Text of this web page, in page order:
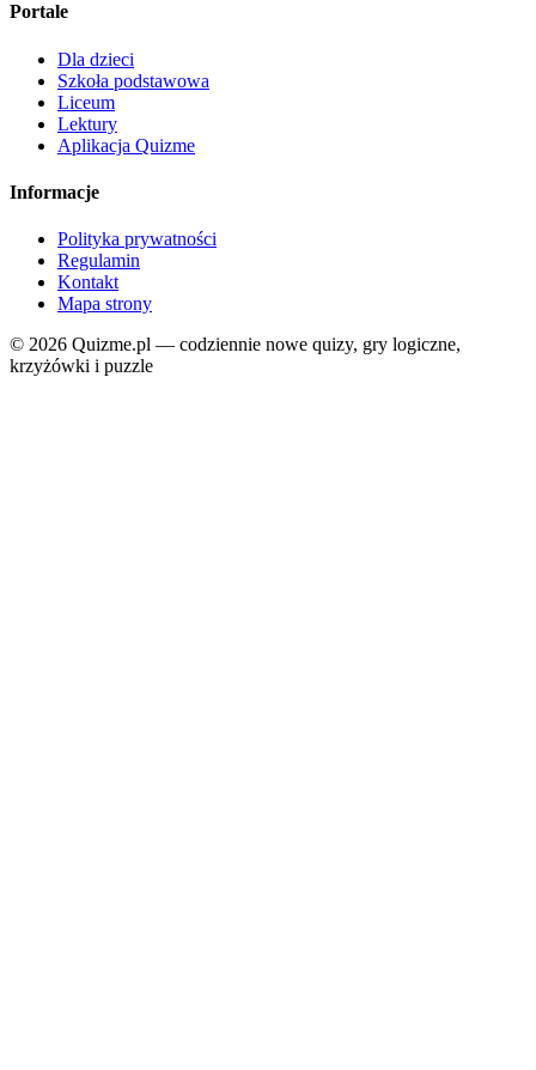
Portale
Dla dzieci
Szkoła podstawowa
Liceum
Lektury
Aplikacja Quizme
Informacje
Polityka prywatności
Regulamin
Kontakt
Mapa strony
© 2026 Quizme.pl — codziennie nowe quizy, gry logiczne,
krzyżówki i puzzle